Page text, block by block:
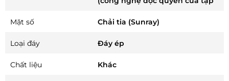
Mặt số Chải tia (Sunray)
Loại đáy Đáy ép
Chất liệu Khác